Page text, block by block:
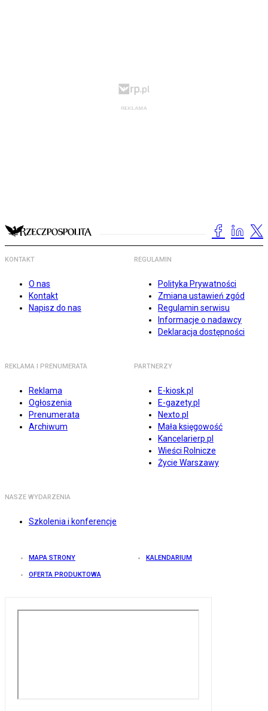
KONTAKT
O nas
Kontakt
Napisz do nas
REGULAMIN
Polityka Prywatności
Zmiana ustawień zgód
Regulamin serwisu
Informacje o nadawcy
Deklaracja dostępności
REKLAMA I PRENUMERATA
Reklama
Ogłoszenia
Prenumerata
Archiwum
PARTNERZY
E-kiosk.pl
E-gazety.pl
Nexto.pl
Mała księgowość
Kancelarierp.pl
Wieści Rolnicze
Życie Warszawy
NASZE WYDARZENIA
Szkolenia i konferencje
MAPA STRONY KALENDARIUM
OFERTA PRODUKTOWA